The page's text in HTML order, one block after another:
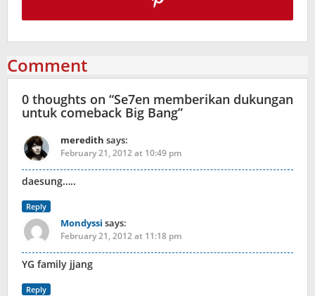
Comment
0 thoughts on “Se7en memberikan dukungan
untuk comeback Big Bang”
meredith says:
February 21, 2012 at 10:49 pm
daesung…..
Reply
Mondyssi says:
February 21, 2012 at 11:18 pm
YG family jjang
Reply